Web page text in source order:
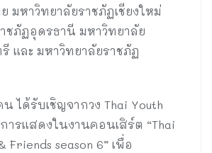
ย มหาวิทยาลัยราชภัฏเชียงใหม่
ชภัฏอุดรธานี มหาวิทยาลัย
และ มหาวิทยาลัยราชภัฏ
น ได้รับเชิญจากวง Thai Youth
การแสดงในงานคอนเสิร์ต “Thai
Friends season 6” เพื่อ